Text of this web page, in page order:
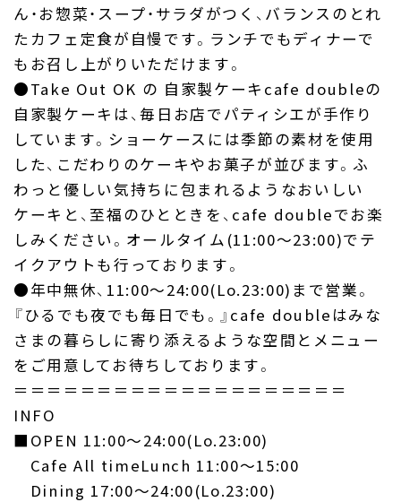
ん・お惣菜・スープ・サラダがつく、バランスのとれ
たカフェ定食が自慢です。ランチでもディナーで
もお召し上がりいただけます。
●Take Out OK の 自家製ケーキcafe doubleの
自家製ケーキは、毎日お店でパティシエが手作り
しています。ショーケースには季節の素材を使用
した、こだわりのケーキやお菓子が並びます。ふ
わっと優しい気持ちに包まれるようなおいしい
ケーキと、至福のひとときを、cafe doubleでお楽
しみください。オールタイム(11:00〜23:00)でテ
イクアウトも行っております。
●年中無休、11:00〜24:00(Lo.23:00)まで営業。
『ひるでも夜でも毎日でも。』cafe doubleはみな
さまの暮らしに寄り添えるような空間とメニュー
をご用意してお待ちしております。
＝＝＝＝＝＝＝＝＝＝＝＝＝＝＝＝＝＝＝＝
INFO
■OPEN 11:00〜24:00(Lo.23:00)
Cafe All timeLunch 11:00〜15:00
Dining 17:00〜24:00(Lo.23:00)